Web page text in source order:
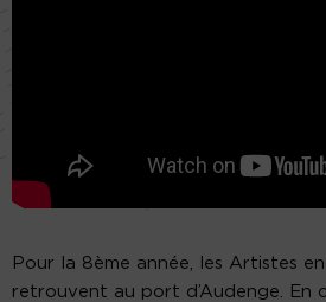
Pour la 8ème année, les Artistes
retrouvent au port d’Audenge. En